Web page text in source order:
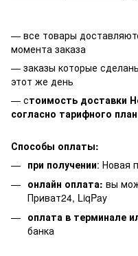
— все товары
момента заказа
— заказы которые
этот же день
— стоимость доставки
согласно тарифного
Способы оплаты:
при получении: Новая
онлайн оплата: вы
Приват24, LiqPay
оплата в терминале
банка